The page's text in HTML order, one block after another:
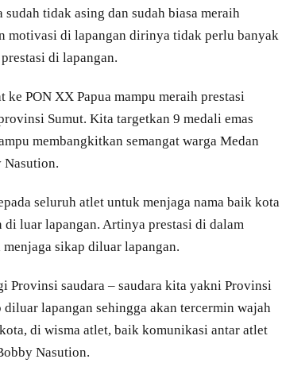
tidak asing dan sudah biasa meraih
motivasi di lapangan dirinya tidak perlu banyak
di lapangan.
PON XX Papua mampu meraih prestasi
Sumut. Kita targetkan 9 medali emas
membangkitkan semangat warga Medan
Nasution.
seluruh atlet untuk menjaga nama baik kota
luar lapangan. Artinya prestasi di dalam
sikap diluar lapangan.
Provinsi saudara – saudara kita yakni Provinsi
lapangan sehingga akan tercermin wajah
di wisma atlet, baik komunikasi antar atlet
Nasution.